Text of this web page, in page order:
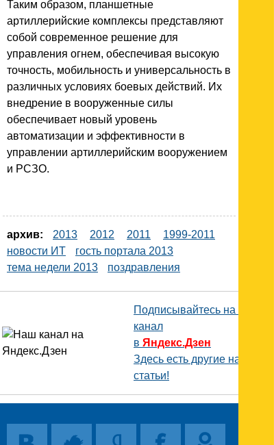
Таким образом, планшетные
артиллерийские комплексы представляют
собой современное решение для
управления огнем, обеспечивая высокую
точность, мобильность и универсальность в
различных условиях боевых действий. Их
внедрение в вооруженные силы
обеспечивает новый уровень
автоматизации и эффективности в
управлении артиллерийским вооружением
и РСЗО.
архив: 2013 2012 2011
1999-2011
новости ИТ
гость портала 2013
тема недели 2013
поздравления
Подписывайтесь на наш
канал
в Яндекс.Дзен
Здесь есть другие наши
статьи!